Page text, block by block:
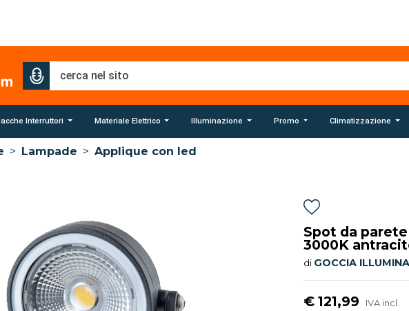
Interruttori Materiale Elettrico Illuminazione Promo Climatizzazione
> Lampade > Applique con led
Spot da
3000K
di GOCCIA
€ 121,99 IVA incl.